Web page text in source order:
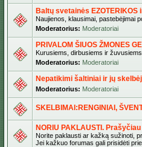
Baltų svetainės EZOTERIKOS
Naujienos, klausimai, pastebėjimai
Moderatorius: Moderatoriai
PRIVALOM ŠIUOS ŽMONES
Kurusiems, dirbusiems ir
Moderatorius: Moderatoriai
Nepatikimi šaltiniai ir jų
Moderatorius: Moderatoriai
SKELBIMAI:RENGINIAI,
NORIU PAKLAUSTI.
Norite paklausti ar kažką sužinoti,
Jei kažkuo forumas gali prisidėti